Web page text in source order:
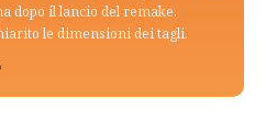
dopo il lancio del remake.
le dimensioni dei tagli.